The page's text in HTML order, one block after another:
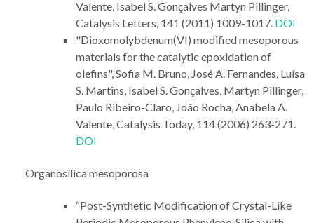
Valente, Isabel S. Gonçalves Martyn Pillinger,
Catalysis Letters, 141 (2011) 1009-1017. DOI
"Dioxomolybdenum(VI) modified mesoporous
materials for the catalytic epoxidation of
olefins", Sofia M. Bruno, José A. Fernandes, Luísa
S. Martins, Isabel S. Gonçalves, Martyn Pillinger,
Paulo Ribeiro-Claro, João Rocha, Anabela A.
Valente, Catalysis Today, 114 (2006) 263-271.
DOI
Organosílica mesoporosa
“Post-Synthetic Modification of Crystal-Like